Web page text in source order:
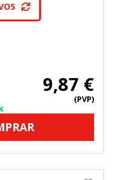
9,87 €
(PVP)